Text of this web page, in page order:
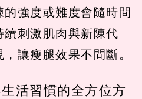
強度或難度會隨時間
刺激肌肉與新陳代
讓瘦腿效果不間斷。
活習慣的全方位方